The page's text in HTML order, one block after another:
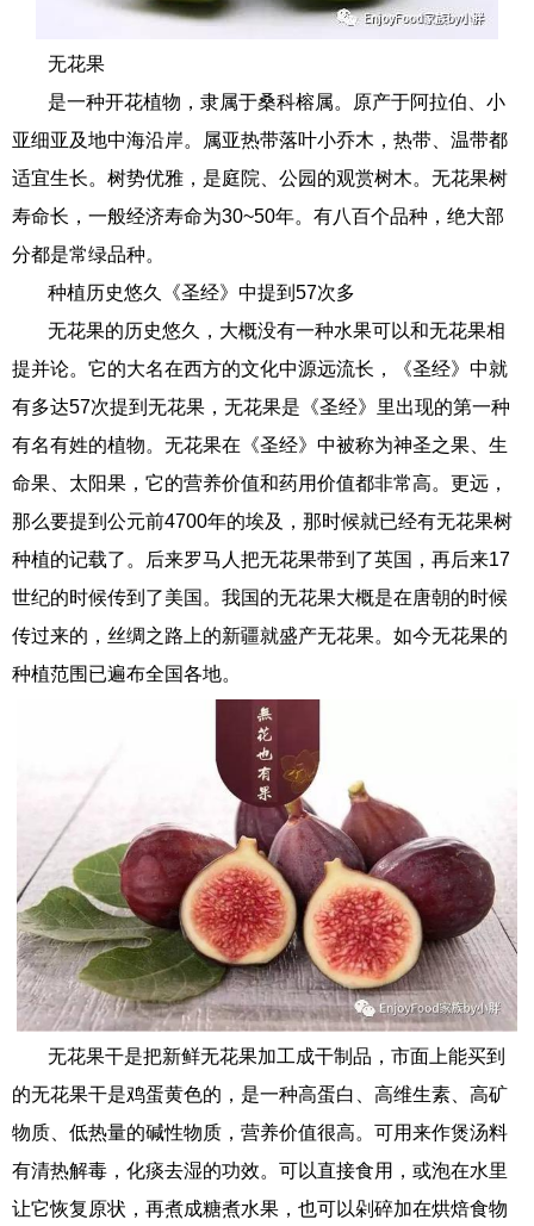
无花果
是一种开花植物，隶属于桑科榕属。原产于阿拉伯、小
亚细亚及地中海沿岸。属亚热带落叶小乔木，热带、温带都
适宜生长。树势优雅，是庭院、公园的观赏树木。无花果树
寿命长，一般经济寿命为30~50年。有八百个品种，绝大部
分都是常绿品种。
种植历史悠久《圣经》中提到57次多
无花果的历史悠久，大概没有一种水果可以和无花果相
提并论。它的大名在西方的文化中源远流长，《圣经》中就
有多达57次提到无花果，无花果是《圣经》里出现的第一种
有名有姓的植物。无花果在《圣经》中被称为神圣之果、生
命果、太阳果，它的营养价值和药用价值都非常高。更远，
那么要提到公元前4700年的埃及，那时候就已经有无花果树
种植的记载了。后来罗马人把无花果带到了英国，再后来17
世纪的时候传到了美国。我国的无花果大概是在唐朝的时候
传过来的，丝绸之路上的新疆就盛产无花果。如今无花果的
种植范围已遍布全国各地。
无花果干是把新鲜无花果加工成干制品，市面上能买到
的无花果干是鸡蛋黄色的，是一种高蛋白、高维生素、高矿
物质、低热量的碱性物质，营养价值很高。可用来作煲汤料
有清热解毒，化痰去湿的功效。可以直接食用，或泡在水里
让它恢复原状，再煮成糖煮水果，也可以剁碎加在烘焙食物